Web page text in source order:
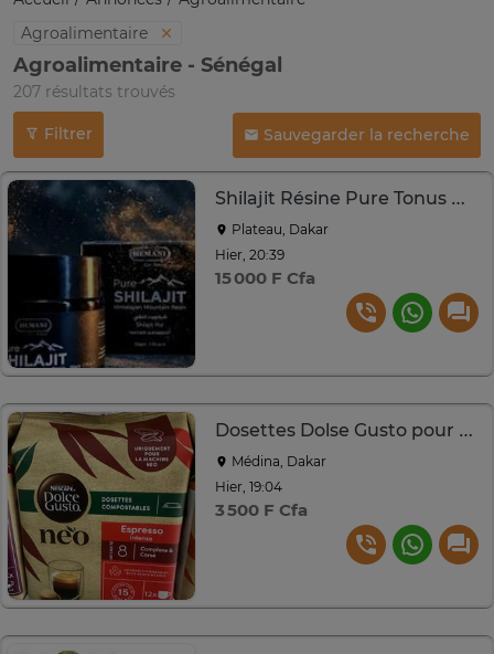
Agroalimentaire
Agroalimentaire - Sénégal
207 résultats trouvés
Filtrer Sauvegarder la recherche
Shilajit Résine Pure Tonus Naturelle
Plateau, Dakar
Hier, 20:39
15 000 F Cfa
Dosettes Dolse Gusto pour Machine NEO
Médina, Dakar
Hier, 19:04
3 500 F Cfa